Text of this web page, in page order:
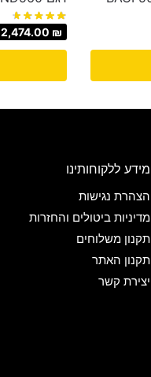
2,474.00 ₪
מידע ללקוחותינו
הצהרת נגישות
מדיניות ביטולים והחזרות
תקנון משלוחים
תקנון האתר
יצירת קשר